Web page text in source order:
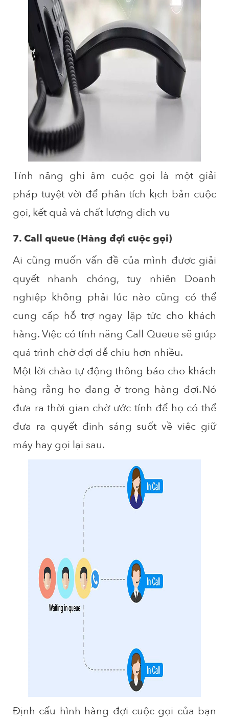
Tính năng ghi âm cuộc gọi là một giải
pháp tuyệt vời để phân tích kịch bản cuộc
gọi, kết quả và chất lượng dịch vụ
7. Call queue (Hàng đợi cuộc gọi)
Ai cũng muốn vấn đề của mình được giải
quyết nhanh chóng, tuy nhiên Doanh
nghiệp không phải lúc nào cũng có thể
cung cấp hỗ trợ ngay lập tức cho khách
hàng. Việc có tính năng Call Queue sẽ giúp
quá trình chờ đợi dễ chịu hơn nhiều.
Một lời chào tự động thông báo cho khách
hàng rằng họ đang ở trong hàng đợi. Nó
đưa ra thời gian chờ ước tính để họ có thể
đưa ra quyết định sáng suốt về việc giữ
máy hay gọi lại sau.
Định cấu hình hàng đợi cuộc gọi của bạn